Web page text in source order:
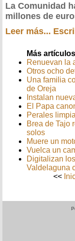
La Comunidad
millones de
Leer más...
Más
Renuevan la
Otros ocho
Una familia
de Oreja
Instalan
El Papa
Perales
Brea de Tajo
solos
Muere un
Vuelca un
Digitalizan
Valdelaguna
<<